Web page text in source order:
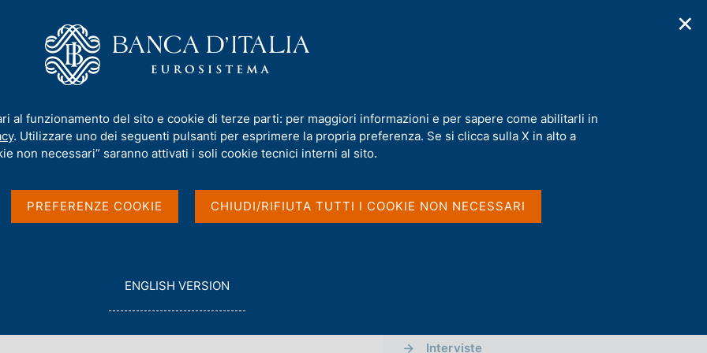
Compiti Servizi al cittadino
della Banca d'Italia, dei convegni e seminari
degli esponenti della Banca.
Notizie
Interviste
✕
al funzionamento del sito e cookie di terze parti: per maggiori informazioni e per sapere come abilitarli in
. Utilizzare uno dei seguenti pulsanti per esprimere la propria preferenza. Se si clicca sulla X in alto a
non necessari” saranno attivati i soli cookie tecnici interni al sito.
PREFERENZE COOKIE CHIUDI/RIFIUTA TUTTI I COOKIE NON NECESSARI
G
O
ENGLISH VERSION